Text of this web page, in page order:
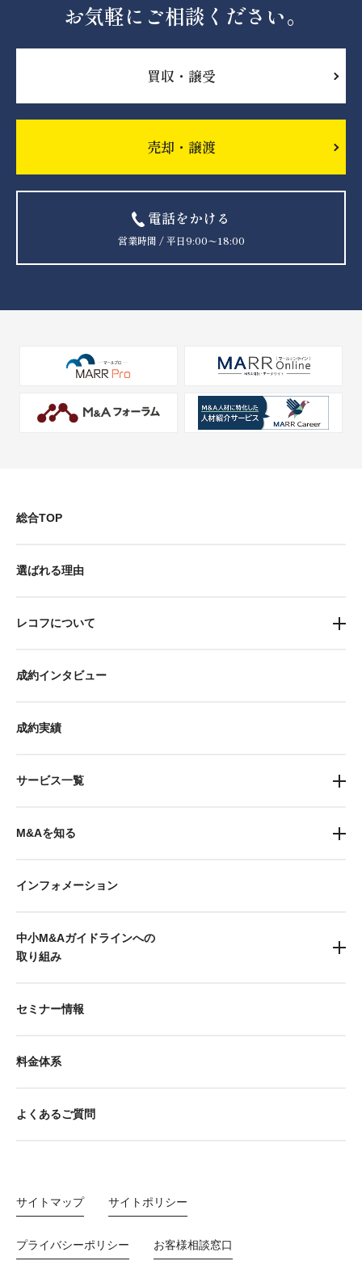
お気軽にご相談ください。
買収・譲受
売却・譲渡
電話をかける
営業時間 / 平日9:00〜18:00
総合TOP
選ばれる理由
レコフについて
成約インタビュー
成約実績
サービス一覧
M&Aを知る
インフォメーション
中小M&Aガイドラインへの
取り組み
セミナー情報
料金体系
よくあるご質問
サイトマップ サイトポリシー
プライバシーポリシー お客様相談窓口